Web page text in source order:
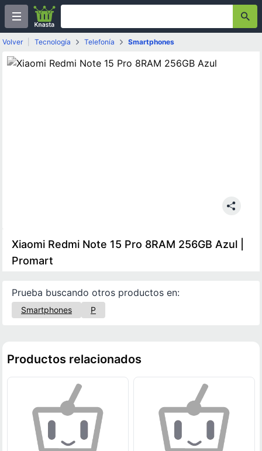
Volver Tecnología Telefonía Smartphones
Xiaomi Redmi Note 15 Pro 8RAM 256GB Azul |
Promart
Prueba buscando otros productos en:
Smartphones P
Productos relacionados